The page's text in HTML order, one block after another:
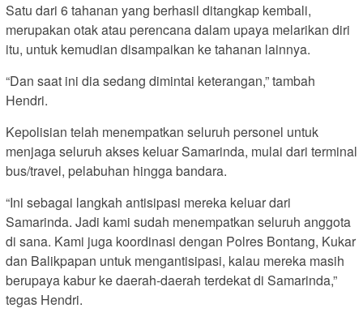
Satu dari 6 tahanan yang berhasil ditangkap kembali,
merupakan otak atau perencana dalam upaya melarikan diri
itu, untuk kemudian disampaikan ke tahanan lainnya.
“Dan saat ini dia sedang dimintai keterangan,” tambah
Hendri.
Kepolisian telah menempatkan seluruh personel untuk
menjaga seluruh akses keluar Samarinda, mulai dari terminal
bus/travel, pelabuhan hingga bandara.
“Ini sebagai langkah antisipasi mereka keluar dari
Samarinda. Jadi kami sudah menempatkan seluruh anggota
di sana. Kami juga koordinasi dengan Polres Bontang, Kukar
dan Balikpapan untuk mengantisipasi, kalau mereka masih
berupaya kabur ke daerah-daerah terdekat di Samarinda,”
tegas Hendri.